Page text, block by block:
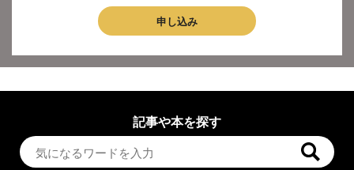
申し込み
記事や本を探す